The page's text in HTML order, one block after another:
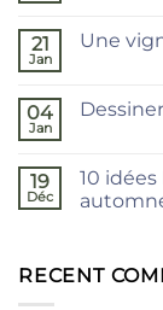
Haironville
Cabanes
inspirations
dessin.
21
Jan
Une
Une
l’aquarelle
04
Jan
Dessiner
une
écluse
croquis
19
Déc
10
10
idées
RECENT